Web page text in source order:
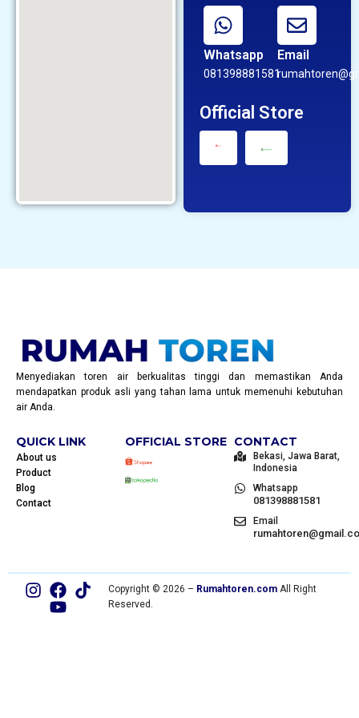
Whatsapp
081398881581
Email
Official Store
Menyediakan toren air berkualitas tinggi dan memastikan Anda
mendapatkan produk asli yang tahan lama untuk memenuhi kebutuhan
air Anda.
QUICK LINK
About us
Product
Blog
Contact
OFFICIAL STORE CONTACT
Bekasi, Jawa Barat,
Indonesia
Whatsapp
081398881581
Email
Copyright © 2026 – Rumahtoren.comAll Right
Reserved.